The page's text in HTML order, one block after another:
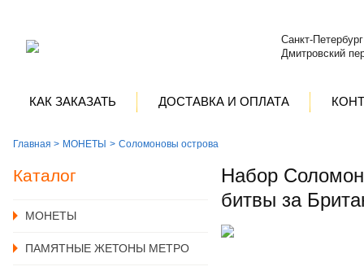
Санкт-Петербург
Дмитровский
КАК ЗАКАЗАТЬ ДОСТАВКА И ОПЛАТА
Главная > MОНЕТЫ Соломоновы острова
Каталог
MОНЕТЫ
ПАМЯТНЫЕ ЖЕТОНЫ МЕТРО
Набор
битвы за